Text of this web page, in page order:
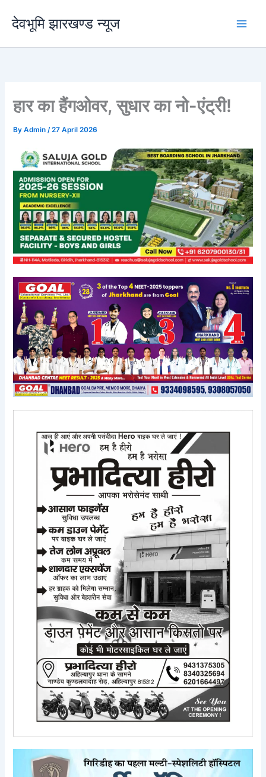
content
देवभूमि झारखण्ड न्यूज
हार का हैंगओवर, सुधार का नो-एंट्री!
ByAdmin/27 April 2026